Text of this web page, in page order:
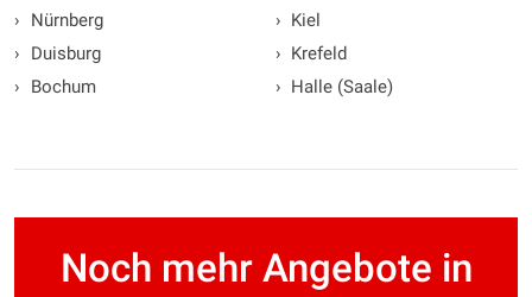
›
Nürnberg
›
Duisburg
›
Bochum
› Kiel
› Krefeld
› Halle (Saale)
Noch mehr Angebote in